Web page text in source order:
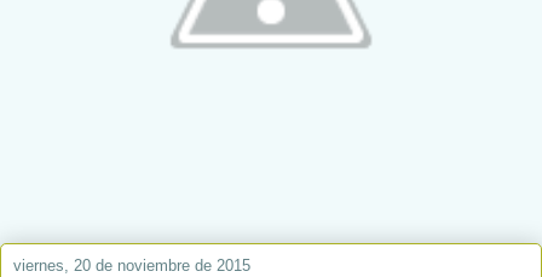
viernes, 20 de noviembre de 2015